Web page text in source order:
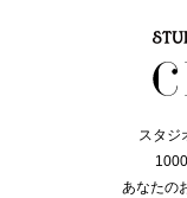
スタジ
あなたの